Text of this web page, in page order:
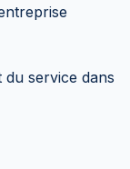
du service dans